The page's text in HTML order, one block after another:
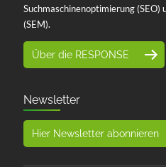
Suchmaschinenoptimierung (SEO)
(SEM).
Über die RESPONSE
Newsletter
Hier Newsletter abonnieren